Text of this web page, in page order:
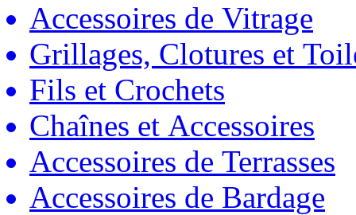
Accessoires de Vitrage
Grillages, Clotures et
Fils et Crochets
Chaînes et Accessoires
Accessoires de Terrasses
Accessoires de Bardage